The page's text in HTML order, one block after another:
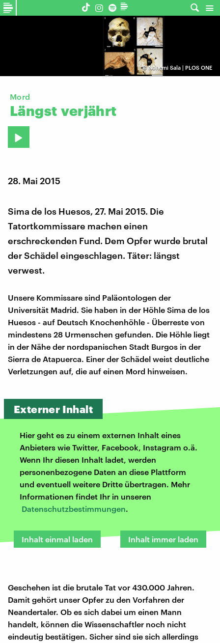
©Nohemi Sala | PLOS ONE
Mord
Längst verjährt
28. Mai 2015
Sima de los Huesos, 27. Mai 2015. Die
Tatortkommissare machen einen
erschreckenden Fund. Dem Opfer wurde brutal
der Schädel eingeschlagen. Täter: längst
verwest.
Unsere Kommissare sind Paläontologen der
Universität Madrid. Sie haben in der Höhle Sima de los
Huesos - auf Deutsch Knochenhöhle - Überreste von
mindestens 28 Urmenschen gefunden. Die Höhle liegt
in der Nähe der nordspanischen Stadt Burgos in der
Sierra de Atapuerca. Einer der Schädel weist deutliche
Verletzungen auf, die auf einen Mord hinweisen.
Externer Inhalt
Hier geht es zu einem externen Inhalt eines
Anbieters wie Twitter, Facebook, Instagram o.ä.
Wenn Ihr diesen Inhalt ladet, werden
personenbezogene Daten an diese Plattform
und eventuell weitere Dritte übertragen. Mehr
Informationen findet Ihr in unseren
Datenschutzbestimmungen.
Inhalt einmal laden Inhalt immer laden
Geschehen ist die brutale Tat vor 430.000 Jahren.
Damit gehört unser Opfer zu den Vorfahren der
Neandertaler. Ob es sich dabei um einen Mann
handelt, können die Wissenschaftler noch nicht
eindeutig bestätigen. Sicher sind sie sich allerdings